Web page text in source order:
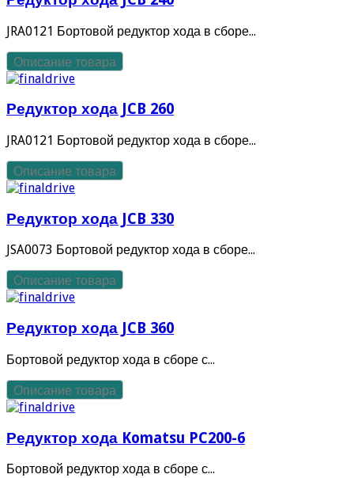
JRA0121 Бортовой редуктор хода в сборе...
Описание товара
Редуктор хода JCB 260
JRA0121 Бортовой редуктор хода в сборе...
Описание товара
Редуктор хода JCB 330
JSA0073 Бортовой редуктор хода в сборе...
Описание товара
Редуктор хода JCB 360
Бортовой редуктор хода в сборе с...
Описание товара
Редуктор хода Komatsu PC200-6
Бортовой редуктор хода в сборе с...